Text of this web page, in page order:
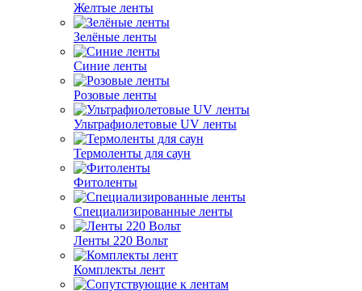
Желтые ленты
Зелёные ленты
Синие ленты
Розовые ленты
Ультрафиолетовые UV ленты
Термоленты для саун
Фитоленты
Специализированные ленты
Ленты 220 Вольт
Комплекты лент